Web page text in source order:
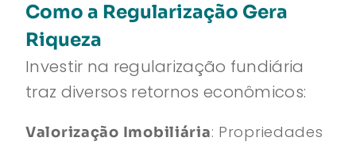
Como a Regularização Gera
Riqueza
Investir na regularização fundiária
traz diversos retornos econômicos:
Valorização Imobiliária: Propriedades